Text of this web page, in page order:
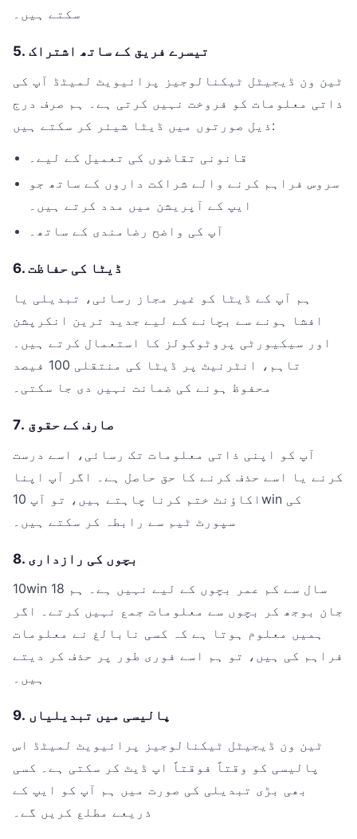
سکتے ہیں۔
5. تیسرے فریق کے ساتھ اشتراک
ٹین ون ڈیجیٹل ٹیکنالوجیز پرائیویٹ لمیٹڈ آپ کی
ذاتی معلومات کو فروخت نہیں کرتی ہے۔ ہم صرف درج
ذیل صورتوں میں ڈیٹا شیئر کر سکتے ہیں:
قانونی تقاضوں کی تعمیل کے لیے۔
سروس فراہم کرنے والے شراکت داروں کے ساتھ جو
ایپ کے آپریشن میں مدد کرتے ہیں۔
آپ کی واضح رضامندی کے ساتھ۔
6. ڈیٹا کی حفاظت
ہم آپ کے ڈیٹا کو غیر مجاز رسائی، تبدیلی یا
افشا ہونے سے بچانے کے لیے جدید ترین انکرپشن
اور سیکیورٹی پروٹوکولز کا استعمال کرتے ہیں۔
تاہم، انٹرنیٹ پر ڈیٹا کی منتقلی 100 فیصد
محفوظ ہونے کی ضمانت نہیں دی جا سکتی۔
7. صارف کے حقوق
آپ کو اپنی ذاتی معلومات تک رسائی، اسے درست
کرنے یا اسے حذف کرنے کا حق حاصل ہے۔ اگر آپ اپنا
اکاؤنٹ ختم کرنا چاہتے ہیں، تو آپ 10win کی
سپورٹ ٹیم سے رابطہ کر سکتے ہیں۔
8. بچوں کی رازداری
10win 18 سال سے کم عمر بچوں کے لیے نہیں ہے۔ ہم
جان بوجھ کر بچوں سے معلومات جمع نہیں کرتے۔ اگر
ہمیں معلوم ہوتا ہے کہ کسی نابالغ نے معلومات
فراہم کی ہیں، تو ہم اسے فوری طور پر حذف کر دیتے
ہیں۔
9. پالیسی میں تبدیلیاں
ٹین ون ڈیجیٹل ٹیکنالوجیز پرائیویٹ لمیٹڈ اس
پالیسی کو وقتاً فوقتاً اپ ڈیٹ کر سکتی ہے۔ کسی
بھی بڑی تبدیلی کی صورت میں ہم آپ کو ایپ کے
ذریعے مطلع کریں گے۔